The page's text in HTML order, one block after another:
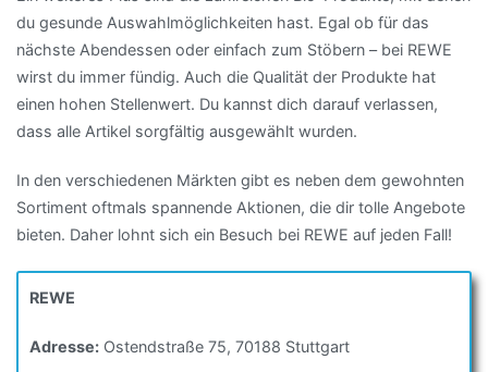
du gesunde Auswahlmöglichkeiten hast. Egal ob für das
nächste Abendessen oder einfach zum Stöbern – bei REWE
wirst du immer fündig. Auch die Qualität der Produkte hat
einen hohen Stellenwert. Du kannst dich darauf verlassen,
dass alle Artikel sorgfältig ausgewählt wurden.
In den verschiedenen Märkten gibt es neben dem gewohnten
Sortiment oftmals spannende Aktionen, die dir tolle Angebote
bieten. Daher lohnt sich ein Besuch bei REWE auf jeden Fall!
REWE
Adresse: Ostendstraße 75, 70188 Stuttgart